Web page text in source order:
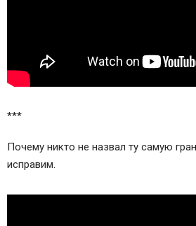
***
Почему никто не назвал ту самую
исправим.